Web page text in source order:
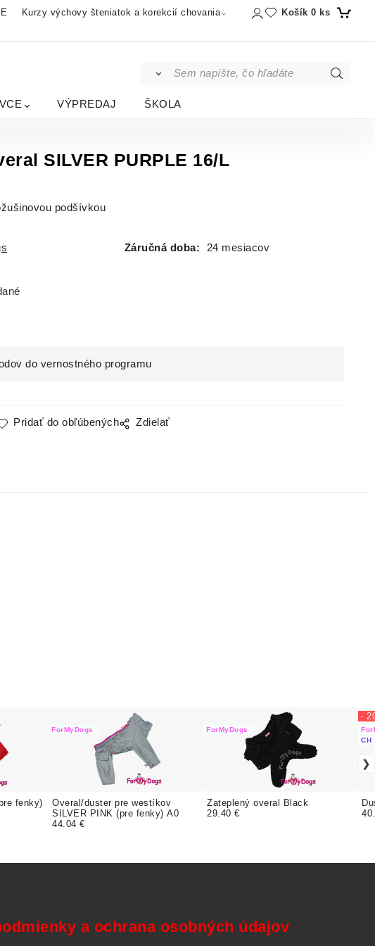
Kurzy výchovy šteniatok a korekcií chovania Košík 0 ks
VÝPREDAJ ŠKOLA
SILVER PURPLE 16/L
podšívkou
Záručná doba:
24 mesiacov
do vernostného programu
Pridať do obľúbených Zdielať
fenky)
Overal/duster pre westíkov
SILVER PINK (pre fenky) A0
ForMyDogs
44.04 €
Zateplený overal Black
ForMyDogs
29.40 €
CH
-
a ochrana osobných údajov